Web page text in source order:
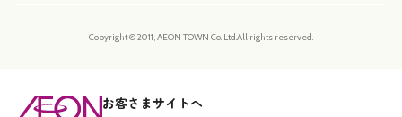
Copyright © 2011, AEON TOWN Co.,Ltd.All rights reserved.
お客さまサイトへ